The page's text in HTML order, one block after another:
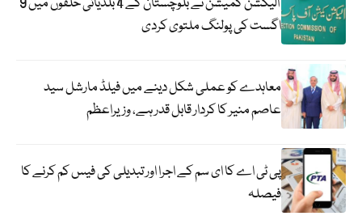
اگست کی پولنگ ملتوی کردی
معاہدے کو عملی شکل دینے میں فیلڈ مارشل سید
عاصم منیر کا کردار قابل قدر ہے، وزیراعظم
پی ٹی اے کا ای سم کے اجرا اور تبدیلی کی فیس کم کرنے کا
فیصلہ